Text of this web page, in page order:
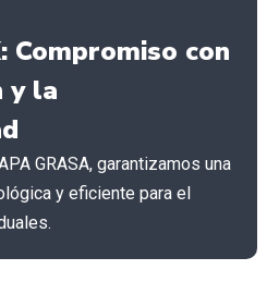
Compromiso con
y la
GRASA, garantizamos una
y eficiente para el